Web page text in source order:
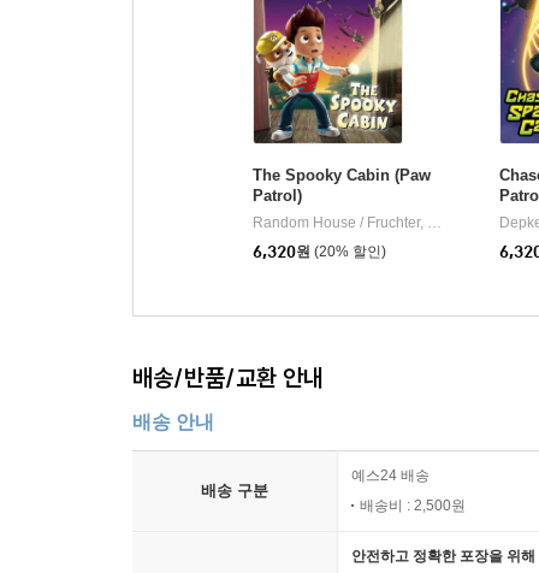
The Spooky Cabin (Paw
Patrol)
Random House / Fruchter, Jason
6,320원 (20% 할인)
배송/반품/교환 안내
배송 안내
배송 구분
예스24 배송
배송비 : 2,500원
안전하고 정확한 포장을 위